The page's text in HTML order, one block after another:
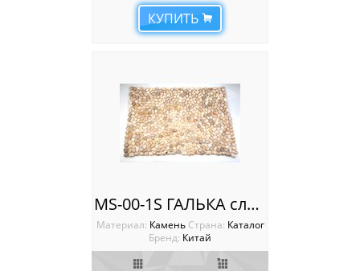
КУПИТЬ
MS-00-1S ГАЛЬКА слоновая кость
Материал: Камень Cтрана: Каталог
Бренд: Китай